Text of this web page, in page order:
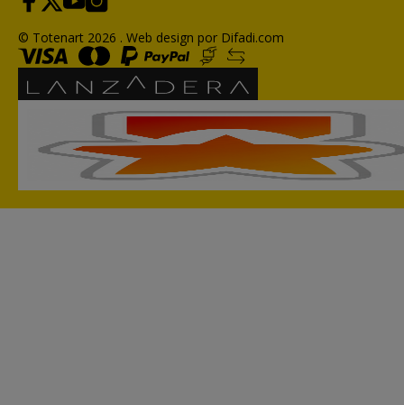
© Totenart 2026 . Web design por Difadi.com